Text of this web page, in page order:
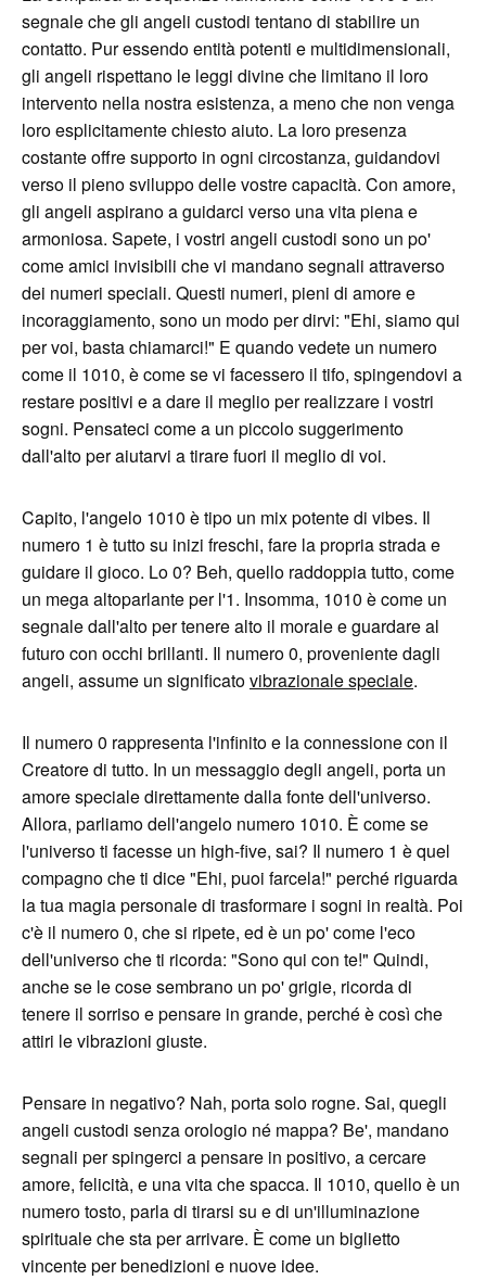
segnale che gli angeli custodi tentano di stabilire un
contatto. Pur essendo entità potenti e multidimensionali,
gli angeli rispettano le leggi divine che limitano il loro
intervento nella nostra esistenza, a meno che non venga
loro esplicitamente chiesto aiuto. La loro presenza
costante offre supporto in ogni circostanza, guidandovi
verso il pieno sviluppo delle vostre capacità. Con amore,
gli angeli aspirano a guidarci verso una vita piena e
armoniosa. Sapete, i vostri angeli custodi sono un po'
come amici invisibili che vi mandano segnali attraverso
dei numeri speciali. Questi numeri, pieni di amore e
incoraggiamento, sono un modo per dirvi: "Ehi, siamo qui
per voi, basta chiamarci!" E quando vedete un numero
come il 1010, è come se vi facessero il tifo, spingendovi a
restare positivi e a dare il meglio per realizzare i vostri
sogni. Pensateci come a un piccolo suggerimento
dall'alto per aiutarvi a tirare fuori il meglio di voi.
Capito, l'angelo 1010 è tipo un mix potente di vibes. Il
numero 1 è tutto su inizi freschi, fare la propria strada e
guidare il gioco. Lo 0? Beh, quello raddoppia tutto, come
un mega altoparlante per l'1. Insomma, 1010 è come un
segnale dall'alto per tenere alto il morale e guardare al
futuro con occhi brillanti. Il numero 0, proveniente dagli
angeli, assume un significatovibrazionale speciale.
Il numero 0 rappresenta l'infinito e la connessione con il
Creatore di tutto. In un messaggio degli angeli, porta un
amore speciale direttamente dalla fonte dell'universo.
Allora, parliamo dell'angelo numero 1010. È come se
l'universo ti facesse un high-five, sai? Il numero 1 è quel
compagno che ti dice "Ehi, puoi farcela!" perché riguarda
la tua magia personale di trasformare i sogni in realtà. Poi
c'è il numero 0, che si ripete, ed è un po' come l'eco
dell'universo che ti ricorda: "Sono qui con te!" Quindi,
anche se le cose sembrano un po' grigie, ricorda di
tenere il sorriso e pensare in grande, perché è così che
attiri le vibrazioni giuste.
Pensare in negativo? Nah, porta solo rogne. Sai, quegli
angeli custodi senza orologio né mappa? Be', mandano
segnali per spingerci a pensare in positivo, a cercare
amore, felicità, e una vita che spacca. Il 1010, quello è un
numero tosto, parla di tirarsi su e di un'illuminazione
spirituale che sta per arrivare. È come un biglietto
vincente per benedizioni e nuove idee.